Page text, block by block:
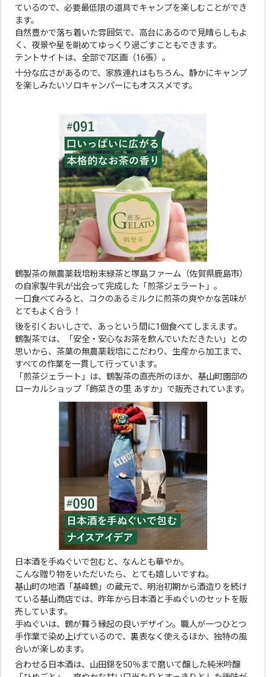
ているので、必要最低限の道具でキャンプを楽しむことができ
ます。
自然豊かで落ち着いた雰囲気で、高台にあるので見晴らしもよ
く、夜景や星を眺めてゆっくり過ごすこともできます。
テントサイトは、全部で7区画（16張）。
十分な広さがあるので、家族連れはもちろん、静かにキャンプ
を楽しみたいソロキャンパーにもオススメです。
鶴製茶の無農薬栽培粉末緑茶と塚島ファーム（佐賀県鹿島市）
の自家製牛乳が出会って完成した「煎茶ジェラート」。
一口食べてみると、コクのあるミルクに煎茶の爽やかな苦味が
とてもよく合う！
後を引くおいしさで、あっという間に1個食べてしまえます。
鶴製茶では、「安全・安心なお茶を飲んでいただきたい」との
思いから、茶葉の無農薬栽培にこだわり、生産から加工まで、
すべての作業を一貫して行っています。
「煎茶ジェラート」は、鶴製茶の直売所のほか、基山町園部の
ローカルショップ「飾菜きの里 あすか」で販売されています。
日本酒を手ぬぐいで包むと、なんとも華やか。
こんな贈り物をいただいたら、とても嬉しいですね。
基山町の地酒「基峰鶴」の蔵元で、明治初期から酒造りを続け
ている基山商店では、昨年から日本酒と手ぬぐいのセットを販
売しています。
手ぬぐいは、鶴が舞う縁起の良いデザイン。職人が一つひとつ
手作業で染め上げているので、裏表なく使えるほか、独特の風
合いが楽しめます。
合わせる日本酒は、山田錦を50％まで磨いて醸した純米吟醸